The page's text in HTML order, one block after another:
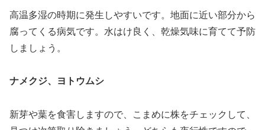
高温多湿の時期に発生しやすいです。地面に近い部分から
腐ってくる病気です。水はけ良く、乾燥気味に育てて予防
しましょう。
ナメクジ、ヨトウムシ
新芽や葉を食害しますので、こまめに株をチェックして、